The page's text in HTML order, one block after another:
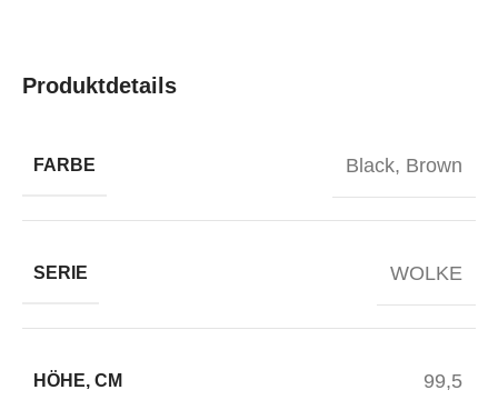
Produktdetails
FARBE Black, Brown
SERIE WOLKE
HÖHE, CM 99,5